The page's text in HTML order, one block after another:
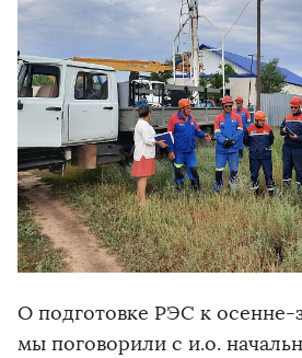
О подготовке РЭС к
мы поговорили с и.о.